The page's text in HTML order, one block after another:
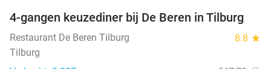
46%
4-gangen keuzediner bij De Beren in Tilburg
Restaurant De Beren Tilburg 8.8 star
Tilburg